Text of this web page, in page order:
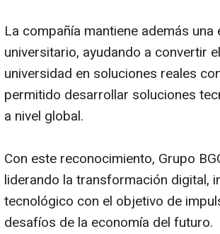
La compañía mantiene además
universitario, ayudando a convertir
universidad en soluciones reales
permitido desarrollar soluciones
a nivel global.
Con este reconocimiento, Grupo
liderando la transformación digital,
tecnológico con el objetivo de
desafíos de la economía del futuro.